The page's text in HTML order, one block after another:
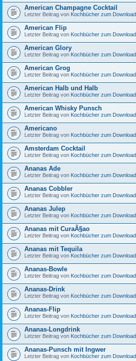
American Champagne Cocktail
Letzter Beitrag von Kochbücher zum Download
American Flip
Letzter Beitrag von Kochbücher zum Download
American Glory
Letzter Beitrag von Kochbücher zum Download
American Grog
Letzter Beitrag von Kochbücher zum Download
American Halb und Halb
Letzter Beitrag von Kochbücher zum Download
American Whisky Punsch
Letzter Beitrag von Kochbücher zum Download
Americano
Letzter Beitrag von Kochbücher zum Download
Amsterdam Cocktail
Letzter Beitrag von Kochbücher zum Download
Ananas Ade
Letzter Beitrag von Kochbücher zum Download
Ananas Cobbler
Letzter Beitrag von Kochbücher zum Download
Ananas Julep
Letzter Beitrag von Kochbücher zum Download
Ananas mit CuraÃ§ao
Letzter Beitrag von Kochbücher zum Download
Ananas mit Tequila
Letzter Beitrag von Kochbücher zum Download
Ananas-Bowle
Letzter Beitrag von Kochbücher zum Download
Ananas-Drink
Letzter Beitrag von Kochbücher zum Download
Ananas-Flip
Letzter Beitrag von Kochbücher zum Download
Ananas-Longdrink
Letzter Beitrag von Kochbücher zum Download
Ananas-Punsch mit Ingwer
Letzter Beitrag von Kochbücher zum Download